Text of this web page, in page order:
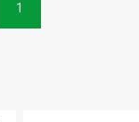
1